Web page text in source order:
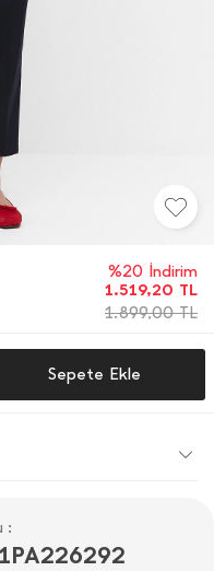
%20 İndirim
1.519,20 TL
1.899,00TL
Sepete Ekle
: